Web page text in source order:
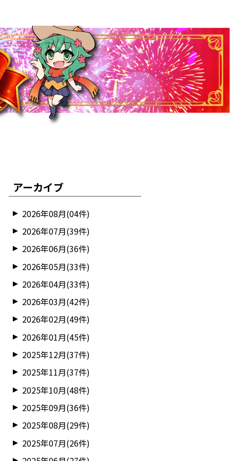
アーカイブ
2026年08月(04件)
2026年07月(39件)
2026年06月(36件)
2026年05月(33件)
2026年04月(33件)
2026年03月(42件)
2026年02月(49件)
2026年01月(45件)
2025年12月(37件)
2025年11月(37件)
2025年10月(48件)
2025年09月(36件)
2025年08月(29件)
2025年07月(26件)